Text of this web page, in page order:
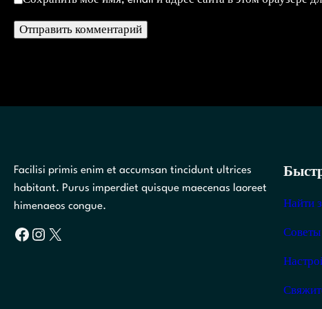
Facilisi primis enim et accumsan tincidunt ultrices
habitant. Purus imperdiet quisque maecenas laoreet
himenaeos congue.
Facebook Instagram X
Найти
Советы